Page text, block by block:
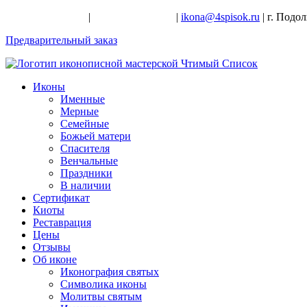
| | ikona@4spisok.ru | г.
Предварительный заказ
Иконы
Именные
Мерные
Семейные
Божьей матери
Спасителя
Венчальные
Праздники
В наличии
Сертификат
Киоты
Реставрация
Цены
Отзывы
Об иконе
Иконография святых
Символика иконы
Молитвы святым